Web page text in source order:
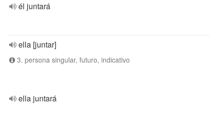
él juntará
ella [juntar]
3. persona singular, futuro, indicativo
ella juntará